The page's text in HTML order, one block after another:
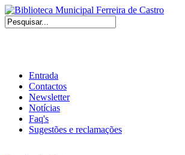
Entrada
Contactos
Newsletter
Notícias
Faq's
Sugestões e reclamações